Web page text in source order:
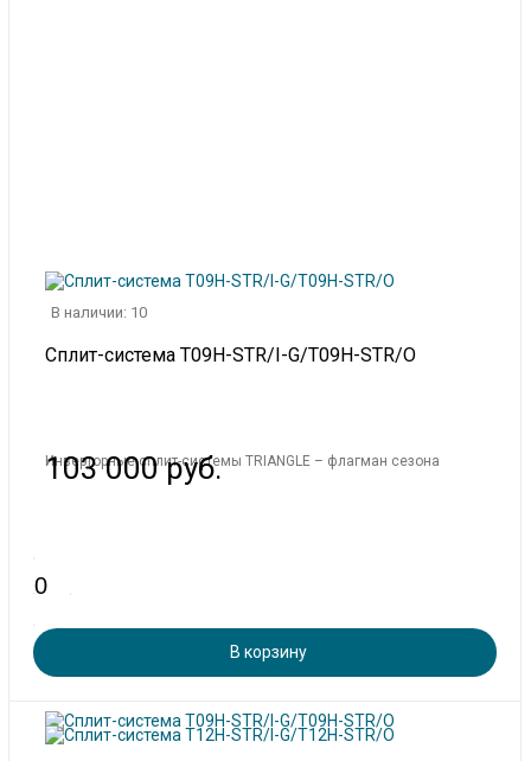
В наличии: 10
Сплит-система T09H-STR/I-G/T09H-STR/O
Инверторные сплит-системы TRIANGLE – флагман сезона
103 000 руб.
В корзину